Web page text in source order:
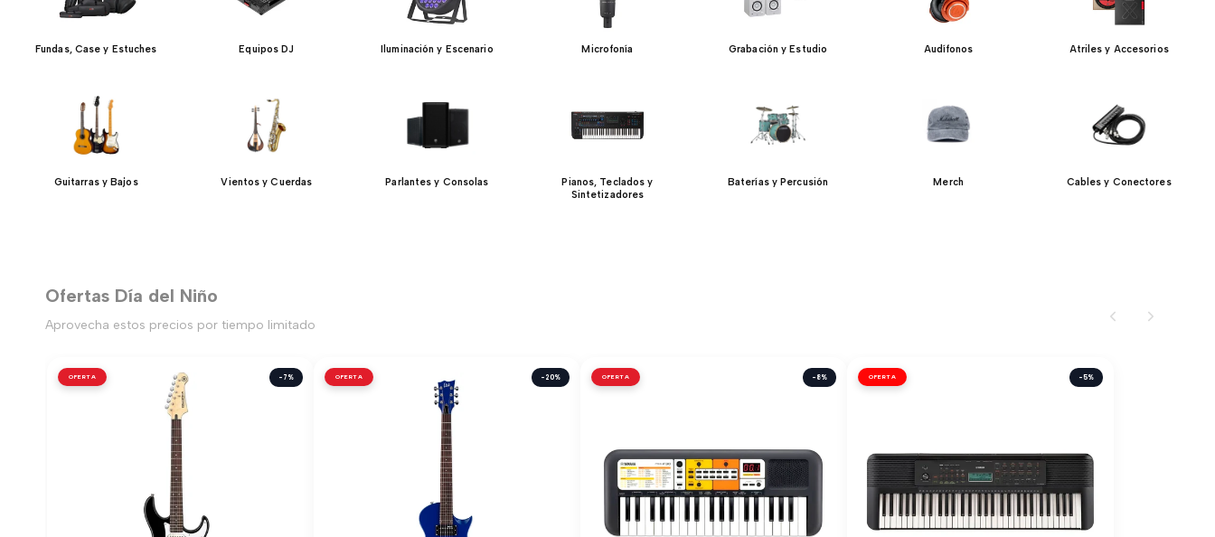
Fundas, Case y Estuches Equipos DJ Iluminación y Escenario Microfonía Grabación y Estudio Audífonos Atriles y Accesorios
Guitarras y Bajos Vientos y Cuerdas Parlantes y Consolas
Pianos, Teclados y
Sintetizadores
Baterías y Percusión Merch Cables y Conectores
Ofertas Día del Niño
Aprovecha estos precios por tiempo limitado
OFERTA -7% OFERTA -20% OFERTA -8% OFERTA -5%